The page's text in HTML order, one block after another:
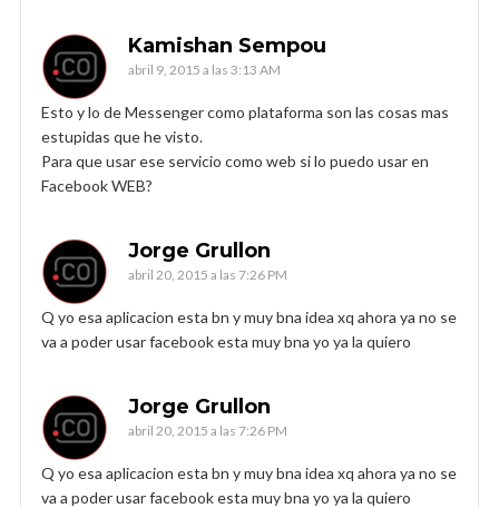
Kamishan Sempou
abril 9, 2015 a las 3:13 AM
Esto y lo de Messenger como plataforma son las cosas mas
estupidas que he visto.
Para que usar ese servicio como web si lo puedo usar en
Facebook WEB?
Jorge Grullon
abril 20, 2015 a las 7:26 PM
Q yo esa aplicacion esta bn y muy bna idea xq ahora ya no se
va a poder usar facebook esta muy bna yo ya la quiero
Jorge Grullon
abril 20, 2015 a las 7:26 PM
Q yo esa aplicacion esta bn y muy bna idea xq ahora ya no se
va a poder usar facebook esta muy bna yo ya la quiero